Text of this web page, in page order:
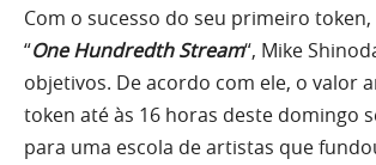
Com o sucesso do seu primeiro
“One Hundredth Stream“, Mike
objetivos. De acordo com ele, o valor
token até às 16 horas deste domingo
para uma escola de artistas que